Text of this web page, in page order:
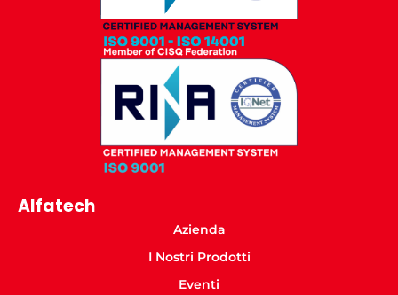
Alfatech
Azienda
I Nostri Prodotti
Eventi